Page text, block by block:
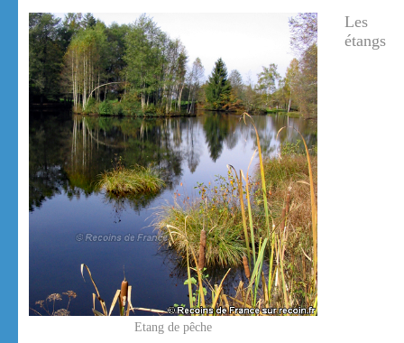
Etang de pêche
Les
étangs